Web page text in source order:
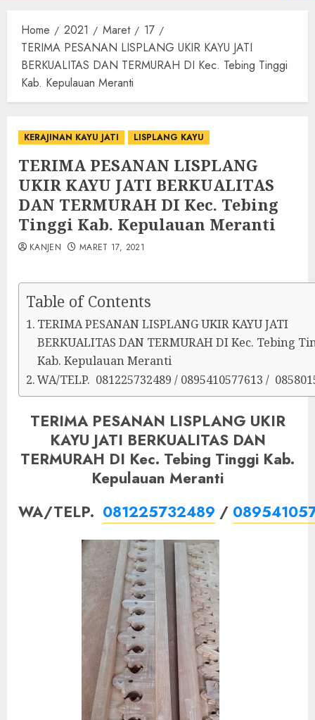
Home 2021 Maret
17
TERIMA PESANAN LISPLANG UKIR KAYU JATI
BERKUALITAS DAN TERMURAH DI Kec. Tebing Tinggi
Kab. Kepulauan Meranti
KERAJINAN KAYU JATI LISPLANG KAYU
TERIMA PESANAN LISPLANG
UKIR KAYU JATI BERKUALITAS
DAN TERMURAH DI Kec. Tebing
Tinggi Kab. Kepulauan Meranti
KANJEN MARET 17, 2021
Table of Contents
TERIMA PESANAN LISPLANG UKIR KAYU JATI
BERKUALITAS DAN TERMURAH DI Kec. Tebing
Kab. Kepulauan Meranti
WA/TELP. 081225732489 / 0895410577613 /
TERIMA PESANAN LISPLANG UKIR
KAYU JATI BERKUALITAS DAN
TERMURAH DI Kec. Tebing Tinggi Kab.
Kepulauan Meranti
WA/TELP. 081225732489 /